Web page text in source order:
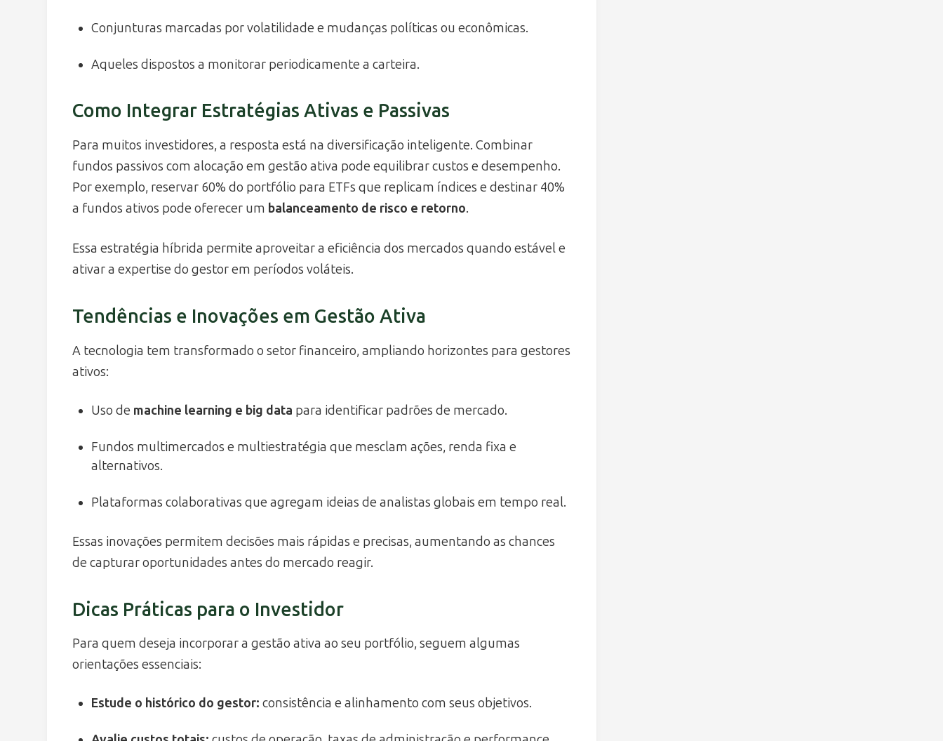
Conjunturas marcadas por volatilidade e mudanças políticas ou econômicas.
Aqueles dispostos a monitorar periodicamente a carteira.
Como Integrar Estratégias Ativas e Passivas
Para muitos investidores, a resposta está na diversificação inteligente. Combinar
fundos passivos com alocação em gestão ativa pode equilibrar custos e desempenho.
Por exemplo, reservar 60% do portfólio para ETFs que replicam índices e destinar 40%
a fundos ativos pode oferecer um balanceamento de risco e retorno.
Essa estratégia híbrida permite aproveitar a eficiência dos mercados quando estável e
ativar a expertise do gestor em períodos voláteis.
Tendências e Inovações em Gestão Ativa
A tecnologia tem transformado o setor financeiro, ampliando horizontes para gestores
ativos:
Uso de machine learning e big data para identificar padrões de mercado.
Fundos multimercados e multiestratégia que mesclam ações, renda fixa e
alternativos.
Plataformas colaborativas que agregam ideias de analistas globais em tempo real.
Essas inovações permitem decisões mais rápidas e precisas, aumentando as chances
de capturar oportunidades antes do mercado reagir.
Dicas Práticas para o Investidor
Para quem deseja incorporar a gestão ativa ao seu portfólio, seguem algumas
orientações essenciais:
Estude o histórico do gestor: consistência e alinhamento com seus objetivos.